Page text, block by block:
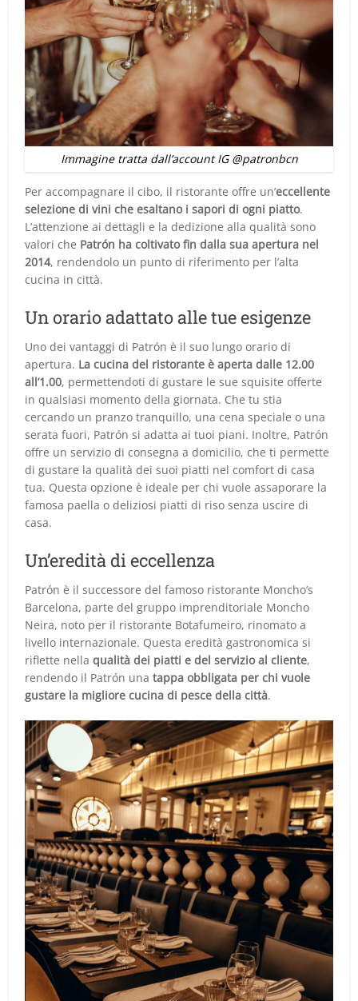
Immagine tratta dall’account IG @patronbcn
Per accompagnare il cibo, il ristorante offre un’eccellente
selezione di vini che esaltano i sapori di ogni piatto.
L’attenzione ai dettagli e la dedizione alla qualità sono
valori che Patrón ha coltivato fin dalla sua apertura nel
2014, rendendolo un punto di riferimento per l’alta
cucina in città.
Un orario adattato alle tue esigenze
Uno dei vantaggi di Patrón è il suo lungo orario di
apertura. La cucina del ristorante è aperta dalle 12.00
all’1.00, permettendoti di gustare le sue squisite offerte
in qualsiasi momento della giornata. Che tu stia
cercando un pranzo tranquillo, una cena speciale o una
serata fuori, Patrón si adatta ai tuoi piani. Inoltre, Patrón
offre un servizio di consegna a domicilio, che ti permette
di gustare la qualità dei suoi piatti nel comfort di casa
tua. Questa opzione è ideale per chi vuole assaporare la
famosa paella o deliziosi piatti di riso senza uscire di
casa.
Un’eredità di eccellenza
Patrón è il successore del famoso ristorante Moncho’s
Barcelona, parte del gruppo imprenditoriale Moncho
Neira, noto per il ristorante Botafumeiro, rinomato a
livello internazionale. Questa eredità gastronomica si
riflette nellaqualità dei piatti e del servizio al cliente,
rendendo il Patrón unatappa obbligata per chi vuole
gustare la migliore cucina di pesce della città.